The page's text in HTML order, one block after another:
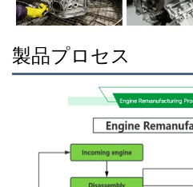
製品プロセス